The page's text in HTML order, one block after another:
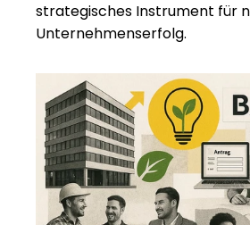
strategisches Instrument für
Unternehmenserfolg.